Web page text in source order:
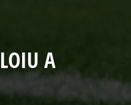
LOIU A